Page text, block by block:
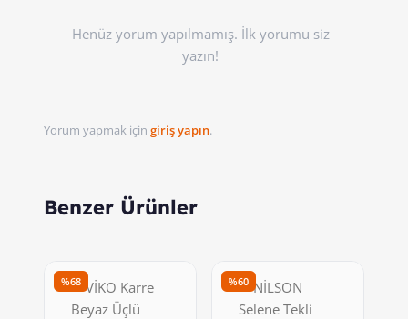
Henüz yorum yapılmamış. İlk yorumu siz
yazın!
Yorum yapmak için giriş yapın.
Benzer Ürünler
%68 %60